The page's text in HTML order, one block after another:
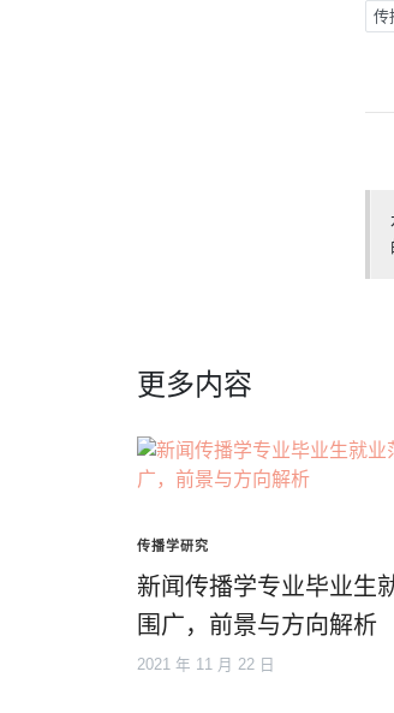
传
更多内容
传播学研究
新闻传播学专业毕业生
围广，前景与方向解析
2021 年 11 月 22 日